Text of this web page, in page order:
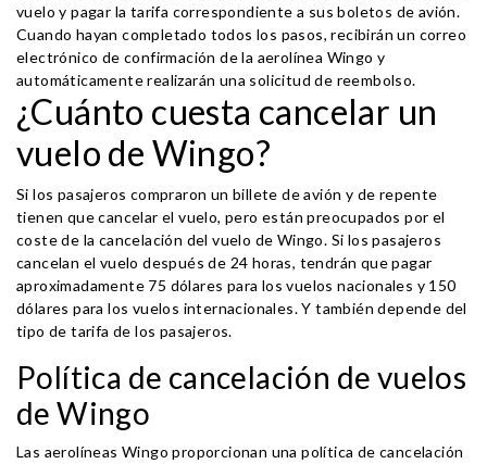
vuelo y pagar la tarifa correspondiente a sus boletos de avión.
Cuando hayan completado todos los pasos, recibirán un correo
electrónico de confirmación de la aerolínea Wingo y
automáticamente realizarán una solicitud de reembolso.
¿Cuánto cuesta cancelar un
vuelo de Wingo?
Si los pasajeros compraron un billete de avión y de repente
tienen que cancelar el vuelo, pero están preocupados por el
coste de la cancelación del vuelo de Wingo. Si los pasajeros
cancelan el vuelo después de 24 horas, tendrán que pagar
aproximadamente 75 dólares para los vuelos nacionales y 150
dólares para los vuelos internacionales. Y también depende del
tipo de tarifa de los pasajeros.
Política de cancelación de vuelos
de Wingo
Las aerolíneas Wingo proporcionan una política de cancelación